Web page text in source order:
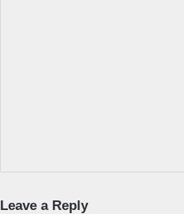
Leave a Reply